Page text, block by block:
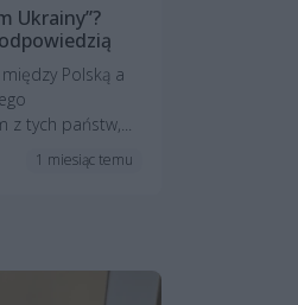
Ukrainy”?
Polską a
z tych państw,...
1 miesiąc temu